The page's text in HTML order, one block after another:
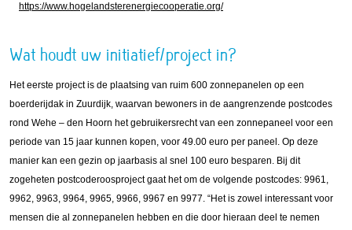
https://www.hogelandsterenergiecooperatie.org/
Wat houdt uw initiatief/project in?
Het eerste project is de plaatsing van ruim 600 zonnepanelen op een
boerderijdak in Zuurdijk, waarvan bewoners in de aangrenzende postcodes
rond Wehe – den Hoorn het gebruikersrecht van een zonnepaneel voor een
periode van 15 jaar kunnen kopen, voor 49.00 euro per paneel. Op deze
manier kan een gezin op jaarbasis al snel 100 euro besparen. Bij dit
zogeheten postcoderoosproject gaat het om de volgende postcodes: 9961,
9962, 9963, 9964, 9965, 9966, 9967 en 9977. “Het is zowel interessant voor
mensen die al zonnepanelen hebben en die door hieraan deel te nemen